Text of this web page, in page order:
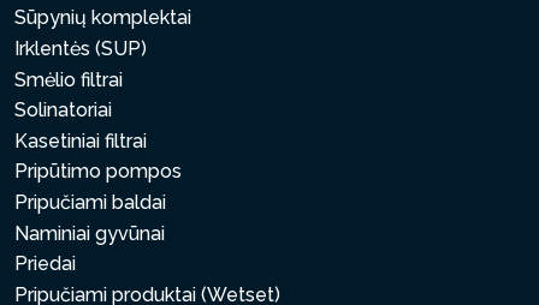
Sūpynių komplektai
Irklentės (SUP)
Smėlio filtrai
Solinatoriai
Kasetiniai filtrai
Pripūtimo pompos
Pripučiami baldai
Naminiai gyvūnai
Priedai
Pripučiami produktai (Wetset)